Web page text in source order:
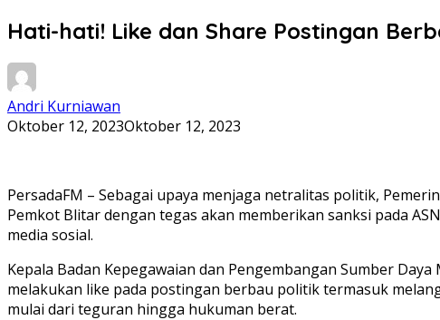
Hati-hati! Like dan Share Postingan
Andri Kurniawan
Oktober 12, 2023Oktober 12, 2023
PersadaFM – Sebagai upaya menjaga netralitas politik,
Pemkot Blitar dengan tegas akan memberikan sanksi pada
media sosial.
Kepala Badan Kepegawaian dan Pengembangan Sumber
melakukan like pada postingan berbau politik termasuk
mulai dari teguran hingga hukuman berat.